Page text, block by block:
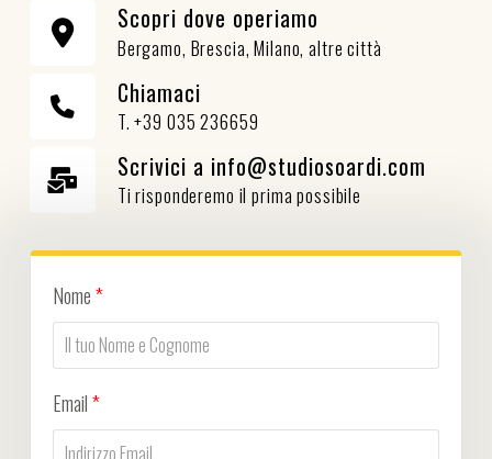
Scopri dove operiamo
Bergamo, Brescia, Milano, altre città
Chiamaci
T. +39 035 236659
Scrivici a info@studiosoardi.com
Ti risponderemo il prima possibile
Nome*
Email*